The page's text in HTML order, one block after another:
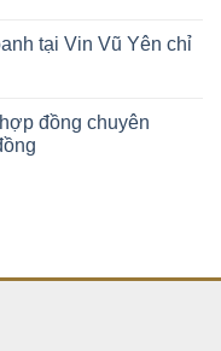
tại Vin Vũ Yên chỉ
đồng chuyên